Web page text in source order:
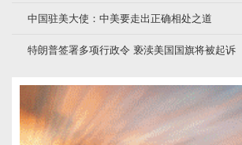
中国驻美大使：中美要走出正确相处之道
特朗普签署多项行政令 亵渎美国国旗将被起诉